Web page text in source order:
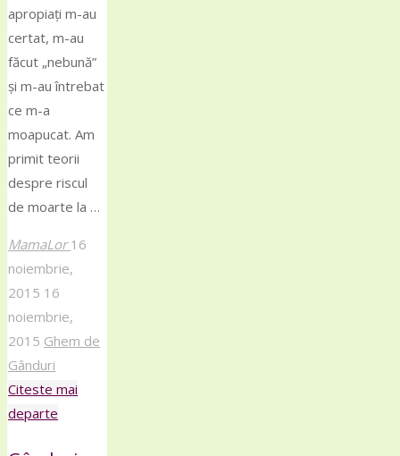
apropiați m-au
certat, m-au
făcut „nebună”
și m-au întrebat
ce m-a
moapucat. Am
primit teorii
despre riscul
de moarte la …
MamaLor 16
noiembrie,
2015 16
noiembrie,
2015 Ghem de
Gânduri
Citeste mai
departe